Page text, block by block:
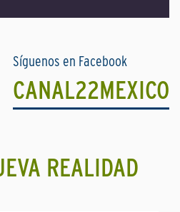
Síguenos en Facebook
CANAL22MEXICO
REALIDAD